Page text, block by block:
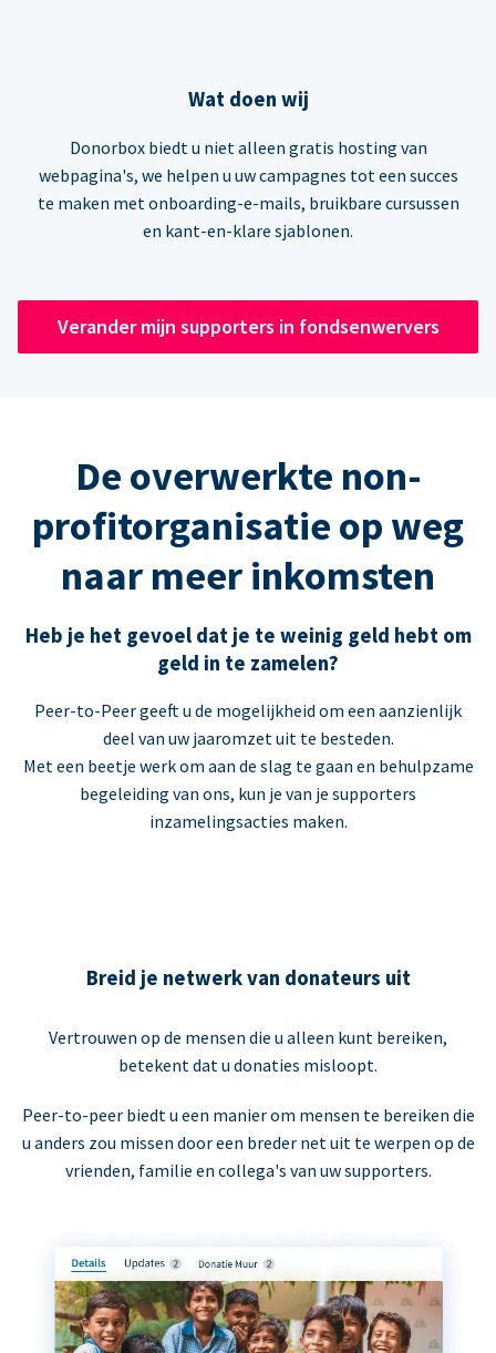
Wat doen wij
Donorbox biedt u niet alleen gratis hosting van
webpagina's, we helpen u uw campagnes tot een succes
te maken met onboarding-e-mails, bruikbare cursussen
en kant-en-klare sjablonen.
Verander mijn supporters in fondsenwervers
De overwerkte non-
profitorganisatie op weg
naar meer inkomsten
Heb je het gevoel dat je te weinig geld hebt om
geld in te zamelen?
Peer-to-Peer geeft u de mogelijkheid om een aanzienlijk
deel van uw jaaromzet uit te besteden.
Met een beetje werk om aan de slag te gaan en behulpzame
begeleiding van ons, kun je van je supporters
inzamelingsacties maken.
Breid je netwerk van donateurs uit
Vertrouwen op de mensen die u alleen kunt bereiken,
betekent dat u donaties misloopt.
Peer-to-peer biedt u een manier om mensen te bereiken die
u anders zou missen door een breder net uit te werpen op de
vrienden, familie en collega's van uw supporters.